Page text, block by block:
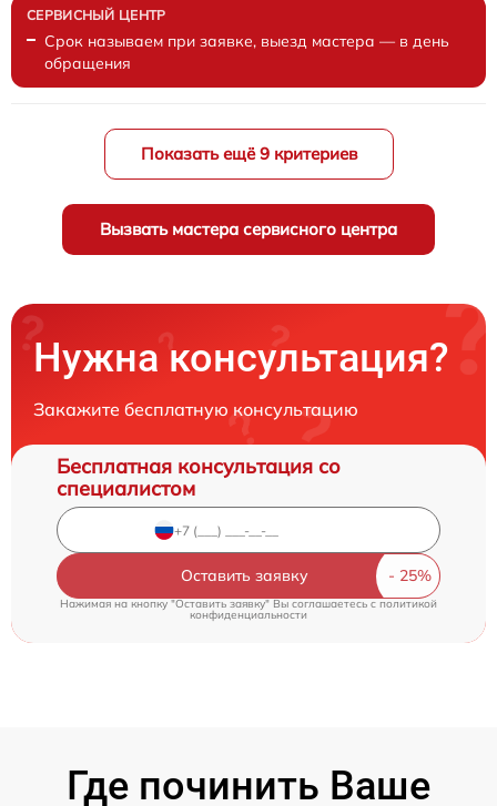
Срок называем при заявке, выезд мастера — в день
обращения
Показать ещё 9 критериев
Вызвать мастера сервисного центра
Нужна консультация?
Закажите бесплатную консультацию
Бесплатная консультация со
специалистом
Оставить заявку
Нажимая на кнопку "Оставить заявку" Вы соглашаетесь c политикой
конфиденциальности
Где починить Ваше